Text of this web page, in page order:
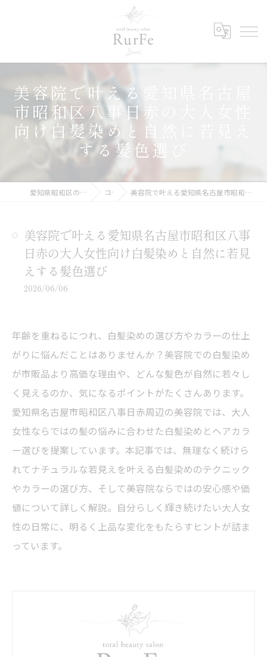
美容院で叶える愛知県名古屋
市昭和区八事日赤の大人女性
向け白髪染めと自然に若見え
する髪色選び
愛知県昭和区の美容院ならRurFe【ルルフェ】 コラム 美容院で叶える愛知県名古屋市昭和区八事日赤の大人女性向け白髪染めと自然に若見えする髪色選び
美容院で叶える愛知県名古屋市昭和区八事
日赤の大人女性向け白髪染めと自然に若見
えする髪色選び
2026/06/06
年齢を重ねるにつれ、白髪染めの選び方やカラーの仕上
がりに悩んだことはありませんか？美容院での白髪染め
が市販品より高価な理由や、どんな髪色が自然に若々し
く見えるのか、気になるポイントがたくさんあります。
愛知県名古屋市昭和区八事日赤周辺の美容院では、大人
女性ならではの髪の悩みに合わせた白髪染めとヘアカラ
ー選びを提案しています。本記事では、無理なく続けら
れてナチュラルな若見えを叶える白髪染めのテクニック
やカラーの選び方、そして美容院ならではの安心感や価
値について詳しく解説。自分らしく輝き続けたい大人女
性の日常に、明るく上品な変化をもたらすヒントが詰ま
っています。